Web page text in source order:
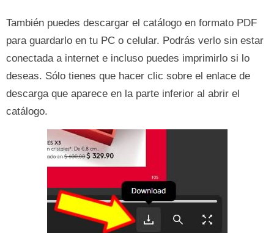
También puedes descargar el catálogo en formato PDF
para guardarlo en tu PC o celular. Podrás verlo sin estar
conectada a internet e incluso puedes imprimirlo si lo
deseas. Sólo tienes que hacer clic sobre el enlace de
descarga que aparece en la parte inferior al abrir el
catálogo.